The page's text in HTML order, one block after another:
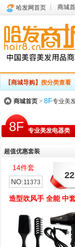
哈发网首页 商城
【商城导购】 按分类查看
商城首页 > 8F专业美
8F 专业美发电器类
超值优惠套装
套
11373
225 元
吹风手 全能 中套餐